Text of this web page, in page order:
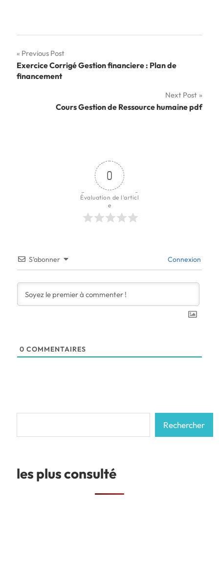
Navigation
de
Previous Post
Exercice Corrigé Gestion financiere : Plan de
financement
Next Post
Cours Gestion de Ressource humaine pdf
0
Évaluation de l'articl
e
S’abonner Connexion
0 COMMENTAIRES
Rechercher
les plus consulté